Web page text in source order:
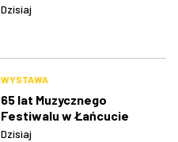
Dzisiaj
WYSTAWA
65 lat Muzycznego
Festiwalu w Łańcucie
Dzisiaj